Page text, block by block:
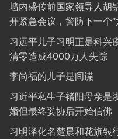
墙内盛传前国家领导人胡
开紧急会议，警防下一个“
习远平儿子习明正是科兴
清零造成4000万人失踪
李尚福的儿子是间谍
习近平私生子褚阳母亲是
婚但最终妥协后开始信佛
习明泽化名楚晨和花旗银